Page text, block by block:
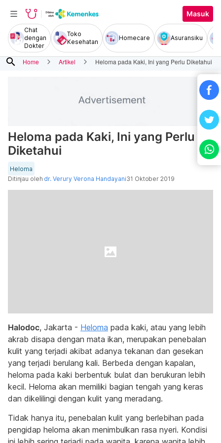
Masuk
Chat
dengan
Dokter
Toko
Kesehatan
Homecare Asuransiku
search Home Artikel Heloma pada Kaki, Ini yang Perlu Diketahui
Heloma pada Kaki, Ini yang Perlu
Diketahui
Heloma
Ditinjau oleh dr. Verury Verona Handayani31 Oktober 2019
Halodoc, Jakarta - Heloma pada kaki, atau yang lebih
akrab disapa dengan mata ikan, merupakan penebalan
kulit yang terjadi akibat adanya tekanan dan gesekan
yang terjadi berulang kali. Berbeda dengan kapalan,
heloma pada kaki berbentuk bulat dan berukuran lebih
kecil. Heloma akan memiliki bagian tengah yang keras
dan dikelilingi dengan kulit yang meradang.
Tidak hanya itu, penebalan kulit yang berlebihan pada
pengidap heloma akan menimbulkan rasa nyeri. Kondisi